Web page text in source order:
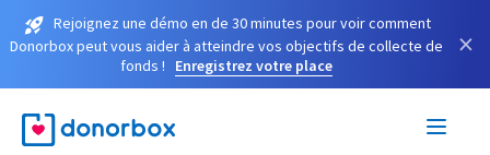
Rejoignez une démo en de 30 minutes pour voir comment
Donorbox peut vous aider à atteindre vos objectifs de collecte de
fonds !
Enregistrez votre place
×